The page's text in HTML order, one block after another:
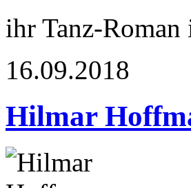
ihr Tanz-
16.09.2018
Hilmar